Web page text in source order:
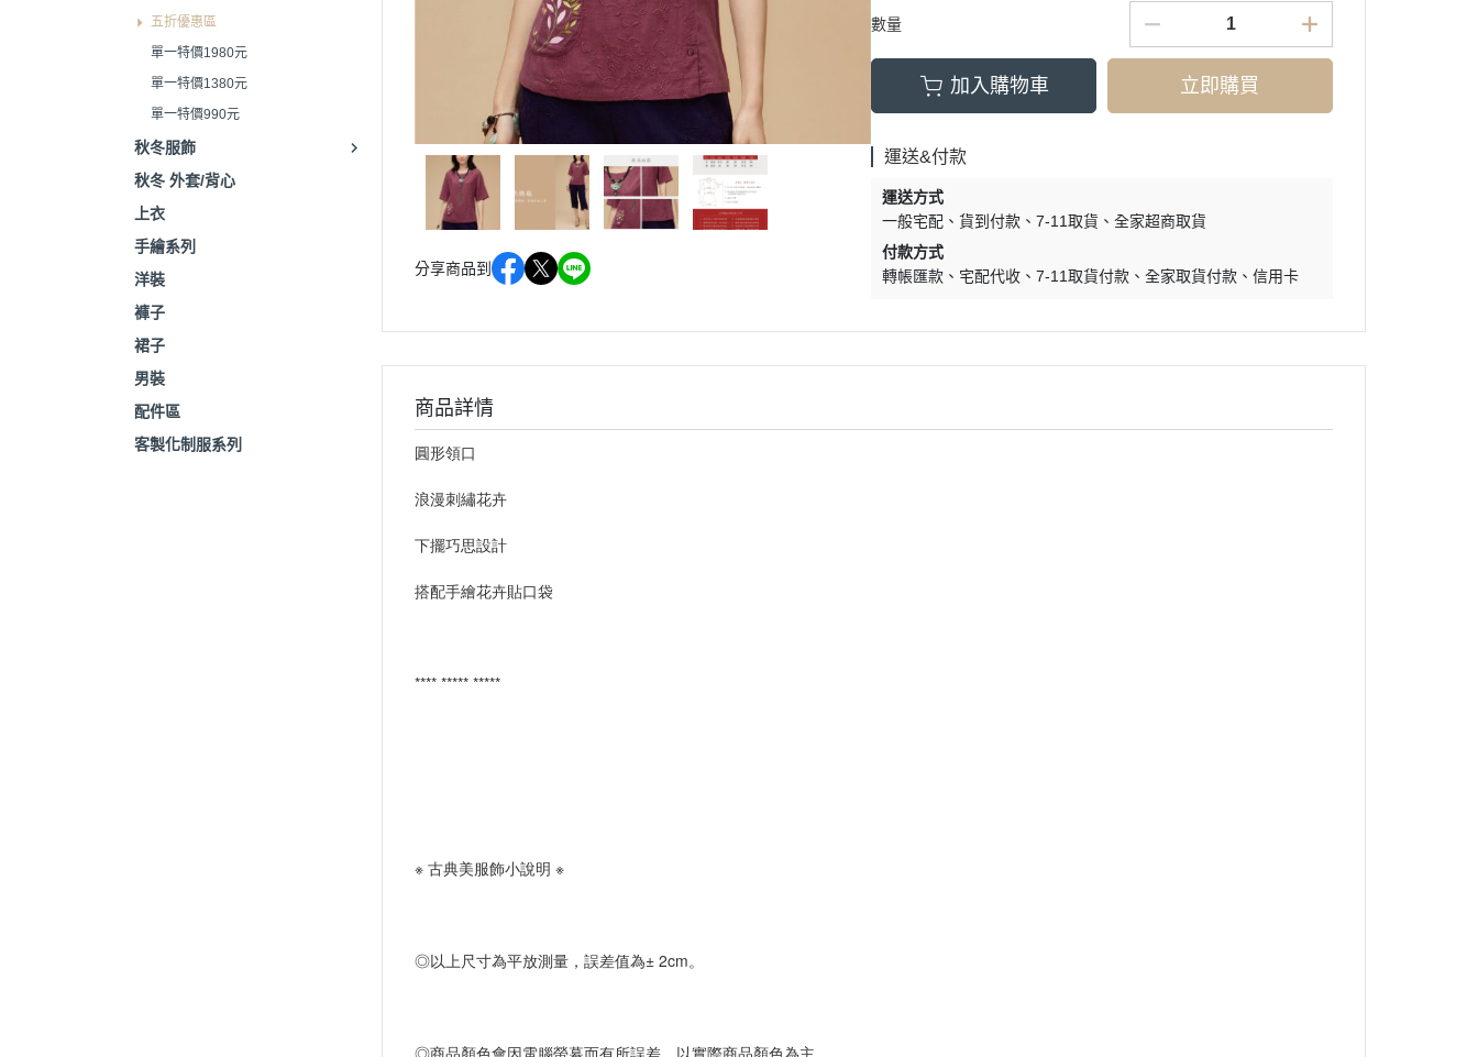
五折優惠區
單一特價1980元
單一特價1380元
單一特價990元
秋冬服飾
秋冬 外套/背心
上衣
手繪系列
洋裝
褲子
裙子
男裝
配件區
客製化制服系列
分享商品到
數量
加入購物車 立即購買
運送&付款
運送方式
一般宅配
貨到付款 7-11取貨
全家超商取貨
付款方式
轉帳匯款
宅配代收 7-11取貨付款 全家取貨付款 信用卡
商品詳情
圓形領口
浪漫刺繡花卉
下擺巧思設計
搭配手繪花卉貼口袋
**** ***** *****
※ 古典美服飾小說明 ※
◎以上尺寸為平放測量，誤差值為± 2cm。
◎商品顏色會因電腦螢幕而有所誤差，以實際商品顏色為主。